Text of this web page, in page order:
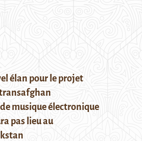
élan pour le projet
musique électronique
pas lieu au